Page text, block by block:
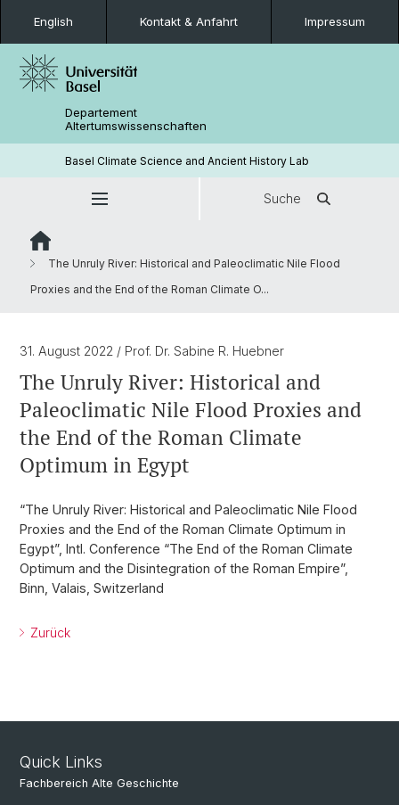
English Kontakt & Anfahrt Impressum
Departement
Altertumswissenschaften
Basel Climate Science and Ancient History Lab
Suche
The Unruly River: Historical and Paleoclimatic Nile Flood
Proxies and the End of the Roman Climate O...
31. August 2022 / Prof. Dr. Sabine R. Huebner
The Unruly River: Historical and
Paleoclimatic Nile Flood Proxies and
the End of the Roman Climate
Optimum in Egypt
“The Unruly River: Historical and Paleoclimatic Nile Flood
Proxies and the End of the Roman Climate Optimum in
Egypt”, Intl. Conference “The End of the Roman Climate
Optimum and the Disintegration of the Roman Empire”,
Binn, Valais, Switzerland
Zurück
Quick Links
Fachbereich Alte Geschichte